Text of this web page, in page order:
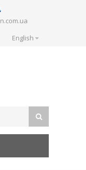
English